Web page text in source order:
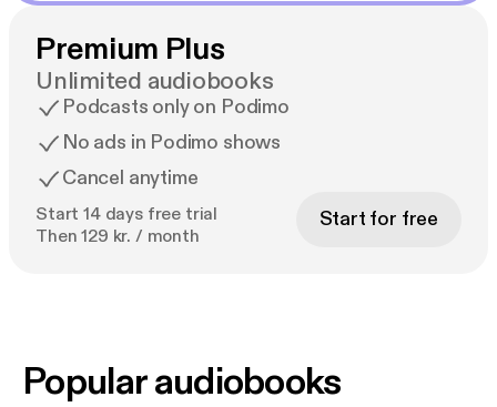
Premium Plus
Unlimited audiobooks
Podcasts only on Podimo
No ads in Podimo shows
Cancel anytime
Start 14 days free trial
Then 129 kr. / month
Start for free
Popular audiobooks